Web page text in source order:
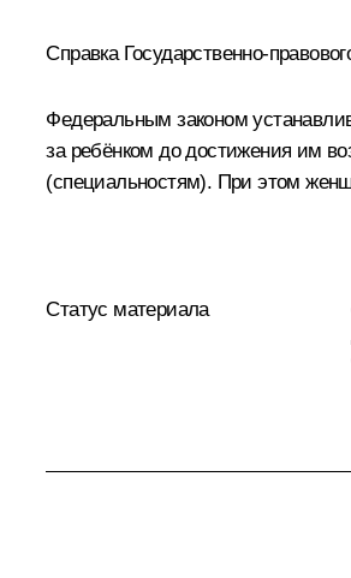
Справка Государственно-
Федеральным законом
за ребёнком до достижения им
(специальностям). При этом
Статус материала